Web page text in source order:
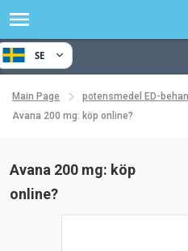
SE
Main Page
potensmedel ED-
Avana 200 mg: köp online?
Avana 200 mg: köp
online?